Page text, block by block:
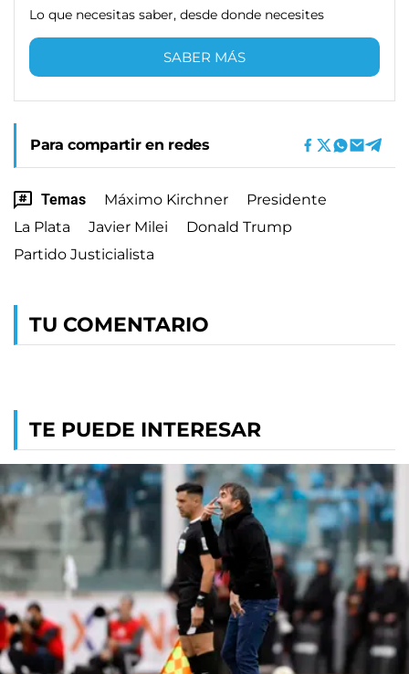
Lo que necesitas saber, desde donde necesites
SABER MÁS
Para compartir en redes
Temas Máximo Kirchner
Presidente
La Plata
Javier Milei
Donald Trump
Partido Justicialista
TU COMENTARIO
TE PUEDE INTERESAR